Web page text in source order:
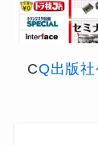
CQ出版社